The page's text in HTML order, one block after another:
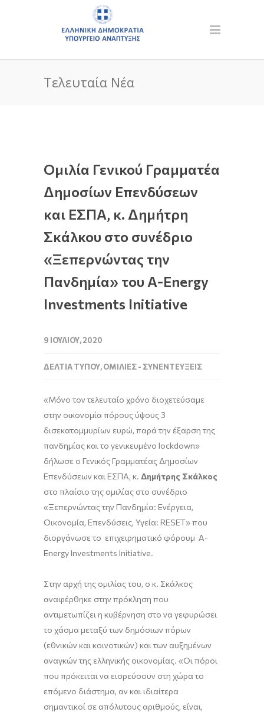
Τελευταία Νέα
Ομιλία Γενικού Γραμματέα
Δημοσίων Επενδύσεων
και ΕΣΠΑ, κ. Δημήτρη
Σκάλκου στο συνέδριο
«Ξεπερνώντας την
Πανδημία» του Α-Energy
Investments Initiative
9 ΙΟΥΛΊΟΥ, 2020
ΔΕΛΤΊΑ ΤΎΠΟΥ,ΟΜΙΛΊΕΣ - ΣΥΝΕΝΤΕΎΞΕΙΣ
«Μόνο τον τελευταίο χρόνο διοχετεύσαμε
στην οικονομία πόρους ύψους 3
δισεκατομμυρίων ευρώ, παρά την έξαρση της
πανδημίας και το γενικευμένο lockdown»
δήλωσε ο Γενικός Γραμματέας Δημοσίων
Επενδύσεων και ΕΣΠΑ, κ. Δημήτρης Σκάλκος
στο πλαίσιο της ομιλίας στο συνέδριο
«Ξεπερνώντας την Πανδημία: Ενέργεια,
Οικονομία, Επενδύσεις, Υγεία: RESET» που
διοργάνωσε το επιχειρηματικό φόρουμ Α-
Energy Investments Initiative.
Στην αρχή της ομιλίας του, ο κ. Σκάλκος
αναφέρθηκε στην πρόκληση που
αντιμετωπίζει η κυβέρνηση στο να γεφυρώσει
το χάσμα μεταξύ των δημόσιων πόρων
(εθνικών και κοινοτικών) και των αυξημένων
αναγκών της ελληνικής οικονομίας. «Οι πόροι
που πρόκειται να εισρεύσουν στη χώρα το
επόμενο διάστημα, αν και ιδιαίτερα
σημαντικοί σε απόλυτους αριθμούς, είναι,